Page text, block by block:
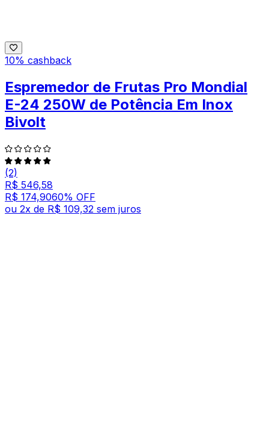
10% cashback
Espremedor de Frutas Pro Mondial
E-24 250W de Potência Em Inox
Bivolt
(2)
R$ 546,58
R$ 174,9060% OFF
ou 2x de R$ 109,32 sem juros